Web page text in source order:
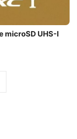
microSD UHS-I